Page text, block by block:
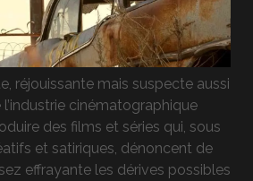
réjouissante mais suspecte aussi
cinématographique
des films et séries qui, sous
et satiriques, dénoncent de
effrayante les dérives possibles